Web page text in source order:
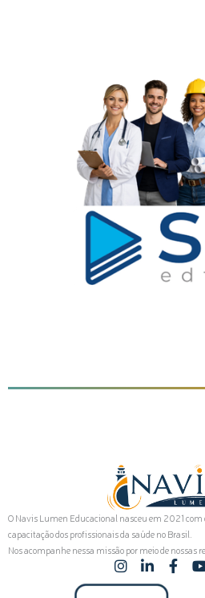
O Navis Lumen Educacional nasceu em 2021 com
capacitação dos profissionais da saúde no Brasil.
Nos acompanhe nessa missão por meio de nossas
I
n
L
i
F
a